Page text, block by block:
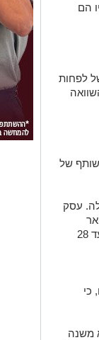
האוצר דרש 11 - עכשיו הם
ירידה של לפחות
- ההשוואה
של
הרגילה. עסק
סוף פברואר
2026. עסק שנפתח אחרי 1 במרץ 2025 - המחזור ייספר מהדיווח הראשון עד 28
כי
אחיד, לא משנה